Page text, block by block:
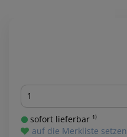
Menge
sofort lieferbar ¹⁾
auf die Merkliste setzen